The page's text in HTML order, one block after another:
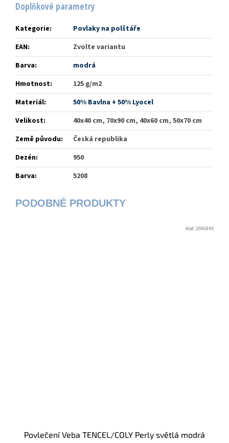
Doplňkové parametry
Kategorie:
Povlaky na polštáře
EAN:
Zvolte variantu
Barva:
modrá
Hmotnost:
125 g/m2
Materiál:
50% Bavlna + 50% Lyocel
Velikost:
40x40 cm, 70x90 cm, 40x60 cm, 50x70 cm
Země původu:
Česká republika
Dezén:
950
Barva: 5208
Povlečení Veba TENCEL/COLY Perly světlá modrá
Kód:2006845